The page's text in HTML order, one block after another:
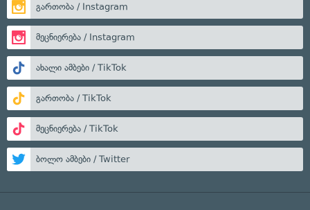
გართობა / Instagram
მეცნიერება / Instagram
ახალი ამბები / TikTok
გართობა / TikTok
მეცნიერება / TikTok
ბოლო ამბები / Twitter